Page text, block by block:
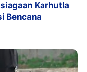
Karhutla
Bencana